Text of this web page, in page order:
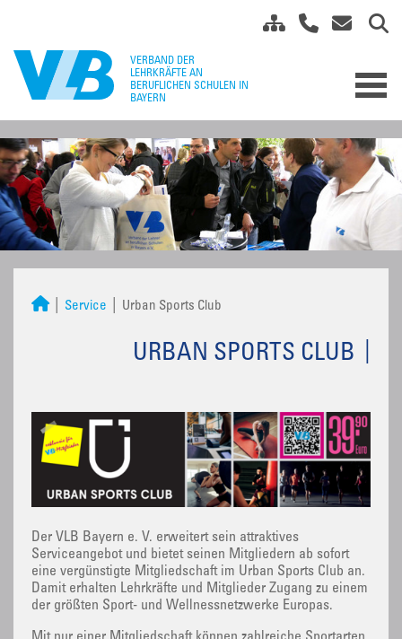
Service Urban Sports Club
URBAN SPORTS CLUB
Der VLB Bayern e. V. erweitert sein attraktives
Serviceangebot und bietet seinen Mitgliedern ab sofort
eine vergünstigte Mitgliedschaft im Urban Sports Club an.
Damit erhalten Lehrkräfte und Mitglieder Zugang zu einem
der größten Sport- und Wellnessnetzwerke Europas.